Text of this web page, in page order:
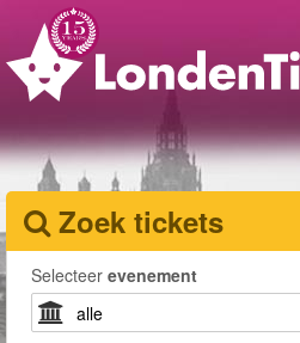
Zoek tickets
Selecteer evenement